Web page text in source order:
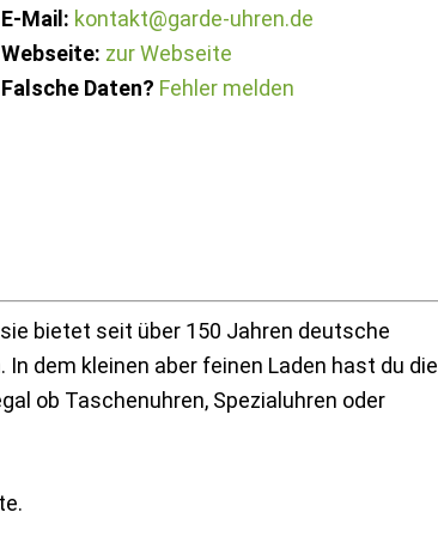
E-Mail: kontakt@garde-uhren.de
Webseite: zur Webseite
Falsche Daten? Fehler melden
bietet seit über 150 Jahren deutsche
dem kleinen aber feinen Laden hast du die
ob Taschenuhren, Spezialuhren oder